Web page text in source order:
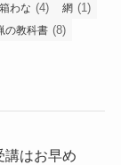
箱わな (4) 網 (1)
の教科書 (8)
講はお早め